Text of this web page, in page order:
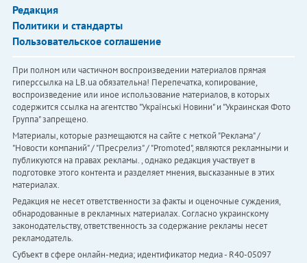
Редакция
Политики и стандарты
Пользовательское соглашение
При полном или частичном воспроизведении материалов прямая
гиперссылка на LB.ua обязательна! Перепечатка, копирование,
воспроизведение или иное использование материалов, в которых
содержится ссылка на агентство "Українськi Новини" и "Украинская Фото
Группа" запрещено.
Материалы, которые размещаются на сайте с меткой "Реклама" /
"Новости компаний" / "Пресрелиз" / "Promoted", являются рекламными и
публикуются на правах рекламы. , однако редакция участвует в
подготовке этого контента и разделяет мнения, высказанные в этих
материалах.
Редакция не несет ответственности за факты и оценочные суждения,
обнародованные в рекламных материалах. Согласно украинскому
законодательству, ответственность за содержание рекламы несет
рекламодатель.
Субъект в сфере онлайн-медиа; идентификатор медиа - R40-05097